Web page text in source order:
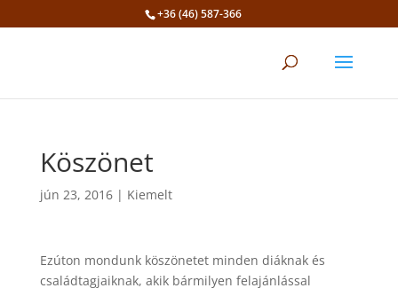
+36 (46) 587-366
Köszönet
jún 23, 2016| Kiemelt
Ezúton mondunk köszönetet minden diáknak és
családtagjaiknak, akik bármilyen felajánlással